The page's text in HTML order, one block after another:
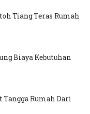
Tiang Teras Rumah
Biaya Kebutuhan
Tangga Rumah Dari